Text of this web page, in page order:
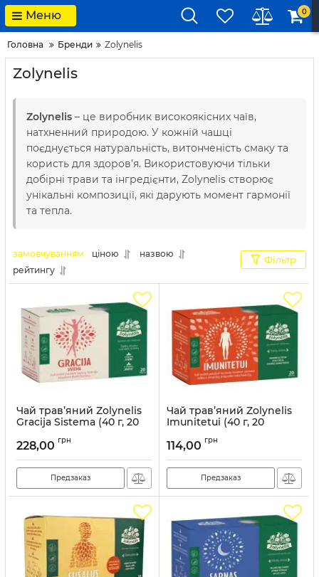
Меню 0
Головна Бренди Zolynelis
Zolynelis
Zolynelis – це виробник високоякісних чаїв,
натхненний природою. У кожній чашці
поєднується натуральність, витонченість смаку та
користь для здоров’я. Використовуючи тільки
добірні трави та інгредієнти, Zolynelis створює
унікальні композиції, які дарують момент гармонії
та тепла.
замовчуванням ціною
назвою
рейтингу
Фільтр
Чай трав’яний Zolynelis
Gracija Sistema (40 г, 20
Артикул: ZLN002
228,00 грн
Предзаказ
Чай трав’яний Zolynelis
Imunitetui (40 г, 20
Артикул: ZLN007
114,00 грн
Предзаказ